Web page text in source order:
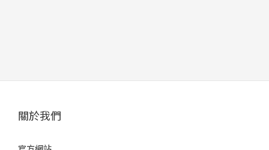
關於我們